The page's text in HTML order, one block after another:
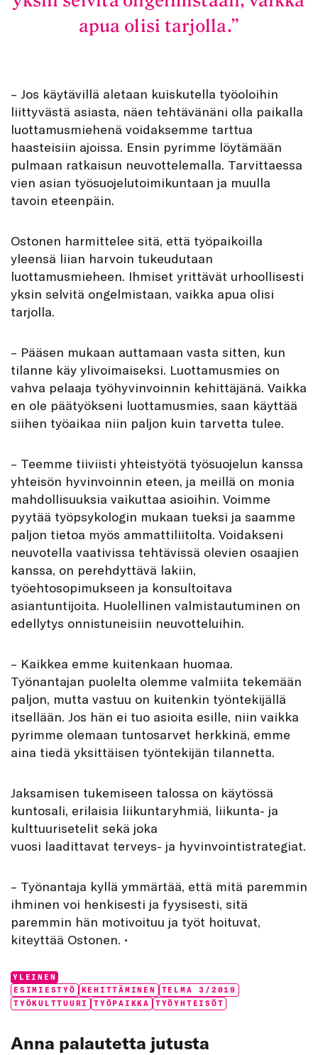
apua olisi tarjolla.
– Jos käytävillä aletaan kuiskutella työoloihin
liittyvästä asiasta, näen tehtävänäni olla paikalla
luottamusmiehenä voidaksemme tarttua
haasteisiin ajoissa. Ensin pyrimme löytämään
pulmaan ratkaisun neuvottelemalla. Tarvittaessa
vien asian työsuojelutoimikuntaan ja muulla
tavoin eteenpäin.
Ostonen harmittelee sitä, että työpaikoilla
yleensä liian harvoin tukeudutaan
luottamusmieheen. Ihmiset yrittävät urhoollisesti
yksin selvitä ongelmistaan, vaikka apua olisi
tarjolla.
– Pääsen mukaan auttamaan vasta sitten, kun
tilanne käy ylivoimaiseksi. Luottamusmies on
vahva pelaaja työhyvinvoinnin kehittäjänä. Vaikka
en ole päätyökseni luottamusmies, saan käyttää
siihen työaikaa niin paljon kuin tarvetta tulee.
– Teemme tiiviisti yhteistyötä työsuojelun kanssa
yhteisön hyvinvoinnin eteen, ja meillä on monia
mahdollisuuksia vaikuttaa asioihin. Voimme
pyytää työpsykologin mukaan tueksi ja saamme
paljon tietoa myös ammattiliitolta. Voidakseni
neuvotella vaativissa tehtävissä olevien osaajien
kanssa, on perehdyttävä lakiin,
työehtosopimukseen ja konsultoitava
asiantuntijoita. Huolellinen valmistautuminen on
edellytys onnistuneisiin neuvotteluihin.
– Kaikkea emme kuitenkaan huomaa.
Työnantajan puolelta olemme valmiita tekemään
paljon, mutta vastuu on kuitenkin työntekijällä
itsellään. Jos hän ei tuo asioita esille, niin vaikka
pyrimme olemaan tuntosarvet herkkinä, emme
aina tiedä yksittäisen työntekijän tilannetta.
Jaksamisen tukemiseen talossa on käytössä
kuntosali, erilaisia liikuntaryhmiä, liikunta- ja
kulttuurisetelit sekä joka
vuosi laadittavat terveys- ja hyvinvointistrategiat.
– Työnantaja kyllä ymmärtää, että mitä paremmin
ihminen voi henkisesti ja fyysisesti, sitä
paremmin hän motivoituu ja työt hoituvat,
kiteyttää Ostonen. •
Categories:
YLEINEN
Tags:
ESIMIESTYÖ KEHITTÄMINEN
TELMA 3/2019
TYÖKULTTUURI
TYÖPAIKKA TYÖYHTEISÖT
Anna palautetta jutusta